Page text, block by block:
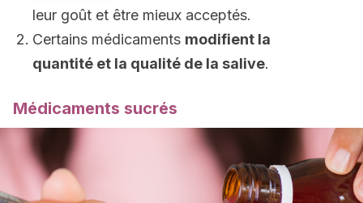
leur goût et être mieux acceptés.
Certains médicaments modifient la
quantité et la qualité de la salive.
Médicaments sucrés